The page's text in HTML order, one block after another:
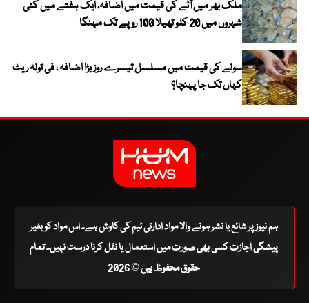
ملک بھر میں آٹے کی قیمت میں اضافہ، ایک ہفتے میں کئی
شہروں میں 20 کلو تھیلا 100 روپے تک مہنگا
سونے کی قیمت میں مسلسل تیسرے روز بڑا اضافہ ، فی تولہ ریٹ
کہاں تک جا پہنچا؟
ہم نیوز پر شائع یا نشر ہونے والا مواد ادارتی ٹیم کی کاوش ہے۔ اس مواد کو بغیر
پیشگی اجازت کسی بھی صورت میں استعمال یا نقل کرنا درست نہیں۔ تمام
حقوق محفوظ ہیں © 2026